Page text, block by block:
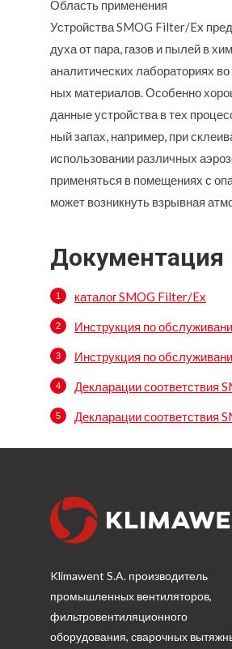
Область применения
Устройства SMOG Filter/Ex
духа от пара, газов и пылей в
аналитических лабораториях
ных материалов. Особенно
данные устройства в тех
ный запах, например, при
использовании различных
применяться в помещениях с
может возникнуть взрывная
Документация
каталог SMOG Filter/Ex
Инструкция по
Инструкция по
Декларации соответствия
Декларации соответствия
Klimawent S.A. производитель
промышленных вентиляторов,
фильтровентиляционного
оборудования, сварочных